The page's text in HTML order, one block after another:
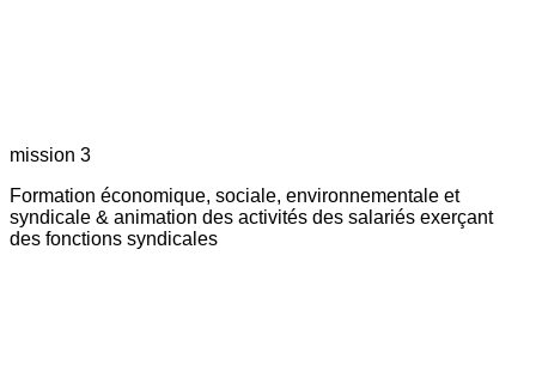
mission 3
Formation économique, sociale, environnementale et
syndicale & animation des activités des salariés exerçant
des fonctions syndicales